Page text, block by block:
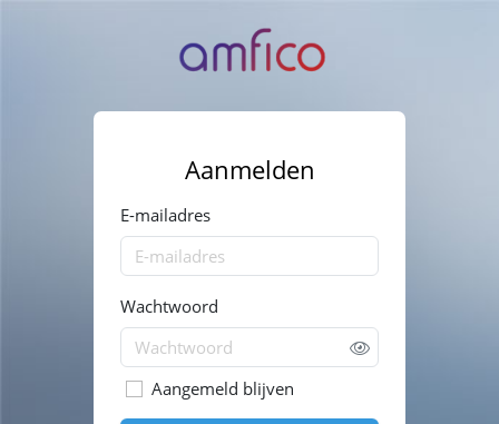
Aanmelden
E-mailadres
Wachtwoord
Aangemeld blijven